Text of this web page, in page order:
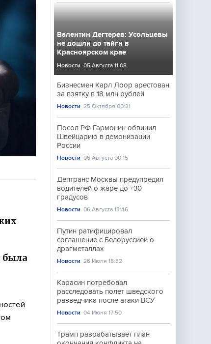
была
Валентин Дегтерев: Усольцевы
не дошли до тайги в
Красноярском крае
Новости 05 Августа 11:08
Бизнесмен Карл Лоор арестован
за взятку в 18 млн рублей
Новости 25 Октября 00:21
Посол РФ Гармонин обвинил
Швейцарию в демонизации
России
Новости 06 Августа 00:15
Дептранс Москвы предупредил
водителей о жаре до +30
градусов
Новости 06 Августа 13:46
Путин ратифицировал
соглашение с Белоруссией о
драгметаллах
Новости 26 Июля 15:32
Карасин потребовал
расследовать полет шведского
разведчика после атаки ВСУ
Новости 04 Июня 17:50
Трамп разрабатывает план